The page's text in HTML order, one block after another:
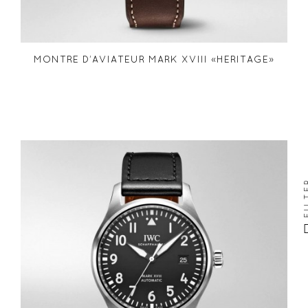
MONTRE D’AVIATEUR MARK XVIII «HERITAGE»